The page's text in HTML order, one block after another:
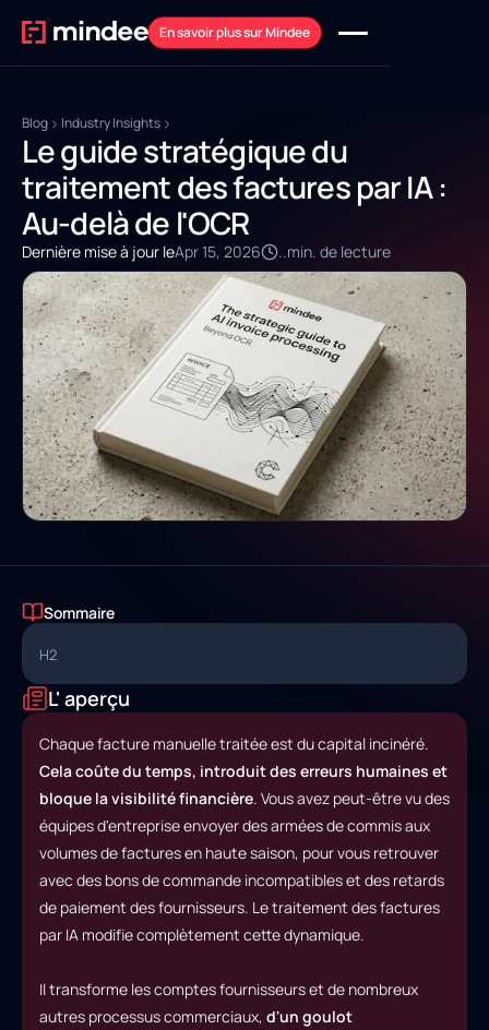
En savoir plus sur Mindee
Blog Industry Insights
Le guide stratégique du
traitement des factures par IA :
Au-delà de l'OCR
Dernière mise à jour leApr 15, 2026 ..min. de lecture
Sommaire
H2
L' aperçu
Chaque facture manuelle traitée est du capital incinéré.
Cela coûte du temps, introduit des erreurs humaines et
bloque la visibilité financière. Vous avez peut-être vu des
équipes d'entreprise envoyer des armées de commis aux
volumes de factures en haute saison, pour vous retrouver
avec des bons de commande incompatibles et des retards
de paiement des fournisseurs. Le traitement des factures
par IA modifie complètement cette dynamique.
Il transforme les comptes fournisseurs et de nombreux
autres processus commerciaux, d'un goulot